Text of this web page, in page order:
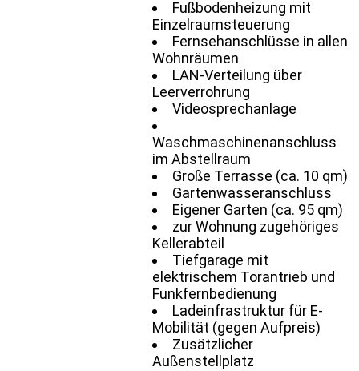
Fußbodenheizung mit
Einzelraumsteuerung
Fernsehanschlüsse in allen
Wohnräumen
LAN-Verteilung über
Leerverrohrung
Videosprechanlage
Waschmaschinenanschluss
im Abstellraum
Große Terrasse (ca. 10 qm)
Gartenwasseranschluss
Eigener Garten (ca. 95 qm)
zur Wohnung zugehöriges
Kellerabteil
Tiefgarage mit
elektrischem Torantrieb und
Funkfernbedienung
Ladeinfrastruktur für E-
Mobilität (gegen Aufpreis)
Zusätzlicher
Außenstellplatz